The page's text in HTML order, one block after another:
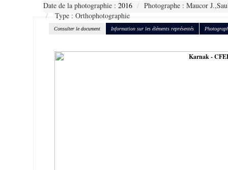
Date de la photographie : 2016
Photographe : Maucor
Type : Orthophotographie
Consulter le document Information sur les éléments représentés